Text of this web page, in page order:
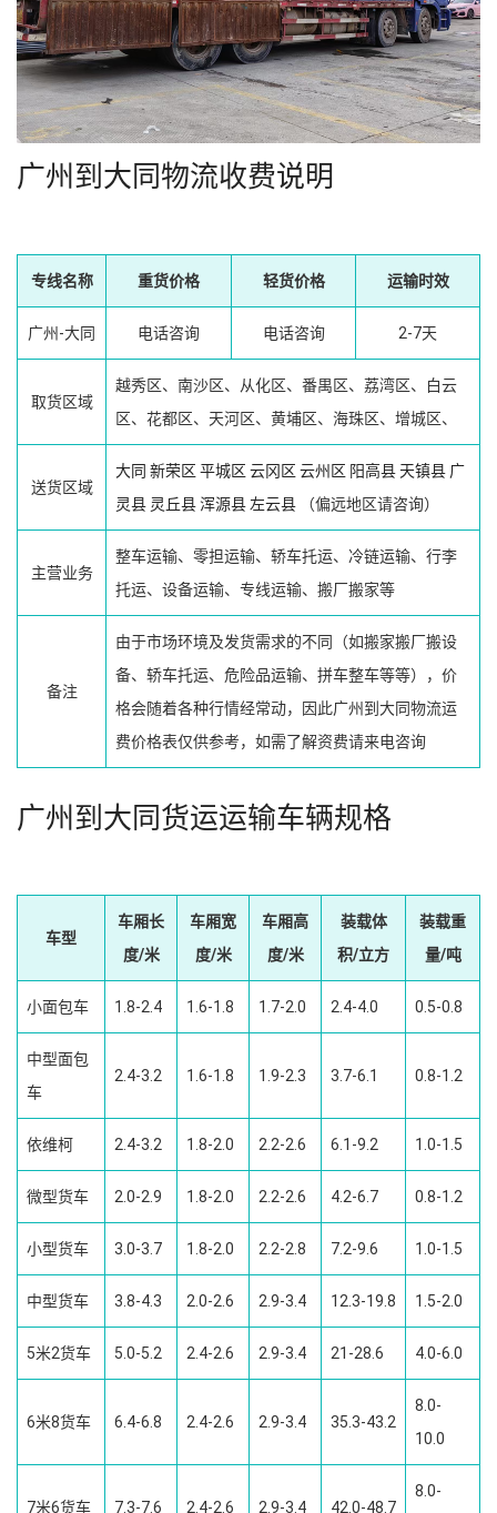
广州到大同物流收费说明
专线名称 重货价格 轻货价格 运输时效
广州-大同 电话咨询 电话咨询 2-7天
取货区域
越秀区、南沙区、从化区、番禺区、荔湾区、白云
区、花都区、天河区、黄埔区、海珠区、增城区、
送货区域
大同 新荣区 平城区 云冈区 云州区 阳高县 天镇县 广
灵县 灵丘县 浑源县 左云县 （偏远地区请咨询）
主营业务
整车运输、零担运输、轿车托运、冷链运输、行李
托运、设备运输、专线运输、搬厂搬家等
备注
由于市场环境及发货需求的不同（如搬家搬厂搬设
备、轿车托运、危险品运输、拼车整车等等），价
格会随着各种行情经常动，因此广州到大同物流运
费价格表仅供参考，如需了解资费请来电咨询
广州到大同货运运输车辆规格
车型
车厢长
度/米
车厢宽
度/米
车厢高
度/米
装载体
积/立方
装载重
量/吨
小面包车 1.8-2.4 1.6-1.8 1.7-2.0 2.4-4.0 0.5-0.8
中型面包
车
2.4-3.2 1.6-1.8 1.9-2.3 3.7-6.1 0.8-1.2
依维柯 2.4-3.2 1.8-2.0 2.2-2.6 6.1-9.2 1.0-1.5
微型货车 2.0-2.9 1.8-2.0 2.2-2.6 4.2-6.7 0.8-1.2
小型货车 3.0-3.7 1.8-2.0 2.2-2.8 7.2-9.6 1.0-1.5
中型货车 3.8-4.3 2.0-2.6 2.9-3.4 12.3-19.8 1.5-2.0
5米2货车 5.0-5.2 2.4-2.6 2.9-3.4 21-28.6 4.0-6.0
6米8货车 6.4-6.8 2.4-2.6 2.9-3.4 35.3-43.2
8.0-
10.0
7米6货车 7.3-7.6 2.4-2.6 2.9-3.4 42.0-48.7
8.0-